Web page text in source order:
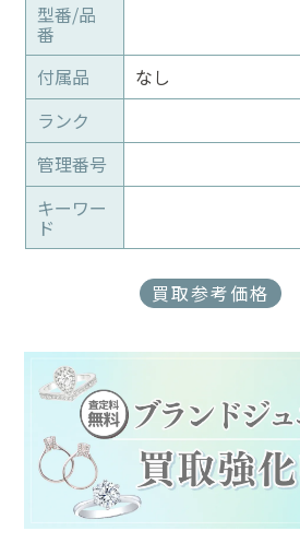
型番/品
番
付属品
なし
ランク
管理番号
キーワー
ド
買取参考価格